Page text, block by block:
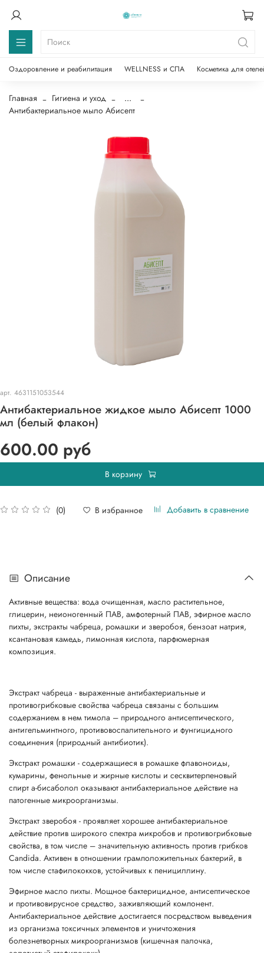
Оздоровление и реабилитация WELLNESS и СПА Косметика для
Главная Гигиена и уход
...
Антибактериальное мыло Абисепт
арт. 4631151053544
Антибактериальное жидкое мыло Абисепт 1000
мл (белый флакон)
(0) В избранное Добавить в сравнение
600.00 руб
В корзину
Описание
Активные вещества: вода очищенная, масло растительное,
глицерин, неионогенный ПАВ, амфотерный ПАВ, эфирное масло
пихты, экстракты чабреца, ромашки и зверобоя, бензоат натрия,
ксантановая камедь, лимонная кислота, парфюмерная
композиция.
Экстракт чабреца - выраженные антибактериальные и
противогрибковые свойства чабреца связаны с большим
содержанием в нем тимола – природного антисептического,
антигельминтного, противовоспалительного и фунгицидного
соединения (природный антибиотик).
Экстракт ромашки - содержащиеся в ромашке флавоноиды,
кумарины, фенольные и жирные кислоты и сесквитерпеновый
спирт а-бисаболол оказывают антибактериальное действие на
патогенные микроорганизмы.
Экстракт зверобоя - проявляет хорошее антибактериальное
действие против широкого спектра микробов и противогрибковые
свойства, в том числе – значительную активность против грибков
Candida. Активен в отношении грамположительных бактерий, в
том числе стафилококков, устойчивых к пенициллину.
Эфирное масло пихты. Мощное бактерицидное, антисептическое
и противовирусное средство, заживляющий компонент.
Антибактериальное действие достигается посредством выведения
из организма токсичных элементов и уничтожения
болезнетворных микроорганизмов (кишечная палочка,